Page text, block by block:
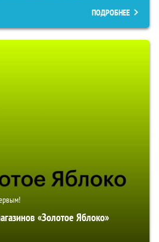
ПОДРОБНЕЕ
«Золотое Яблоко»